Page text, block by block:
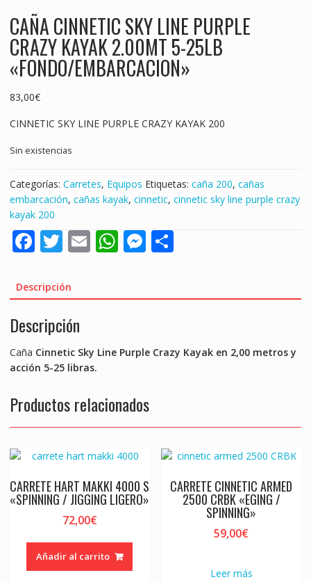
CAÑA CINNETIC SKY LINE PURPLE
CRAZY KAYAK 2.00MT 5-25LB
«FONDO/EMBARCACION»
83,00€
CINNETIC SKY LINE PURPLE CRAZY KAYAK 200
Sin existencias
Categorías: Carretes, Equipos Etiquetas: caña 200, cañas
embarcación, cañas kayak, cinnetic, cinnetic sky line purple crazy
kayak 200
F
e
b
o
o
k
T
itt
er
E
l
W
s
p
M
e
g
S
e
Descripción
Descripción
Caña Cinnetic Sky Line Purple Crazy Kayak en 2,00 metros y
acción 5-25 libras.
Productos relacionados
CARRETE HART MAKKI 4000 S
«SPINNING / JIGGING LIGERO»
72,00€
Añadir al carrito
CARRETE CINNETIC ARMED
2500 CRBK «EGING /
SPINNING»
59,00€
Leer más